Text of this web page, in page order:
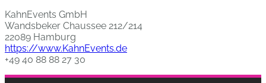
KahnEvents GmbH
Wandsbeker Chaussee 212/214
22089 Hamburg
https://www.KahnEvents.de
+49 40 88 88 27 30